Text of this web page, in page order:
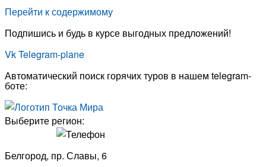
Перейти к содержимому
Подпишись и будь в курсе выгодных предложений!
VkTelegram-plane
Автоматический поиск горячих туров в нашем telegram-
боте:
Выберите регион:
Белгород, пр. Славы, 6